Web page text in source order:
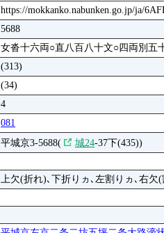
https://mokkanko.nabunken.go.jp/ja/
5688
女沓十六両○直八百八十文○四両別五
(313)
(34)
4
081
平城京3-5688( 城24-37下(435))
上欠(折れ)､下折りヵ､左割りヵ､右欠(